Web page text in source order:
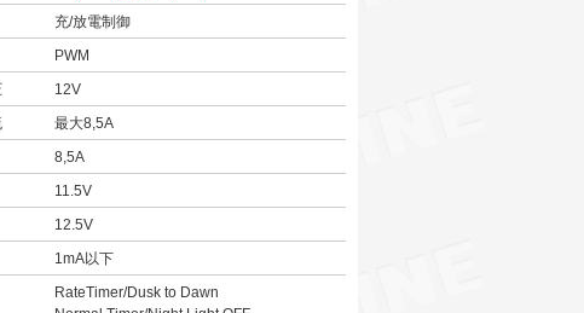
充/放電制御
PWM
12V
最大8,5A
8,5A
11.5V
12.5V
1mA以下
RateTimer/Dusk to Dawn